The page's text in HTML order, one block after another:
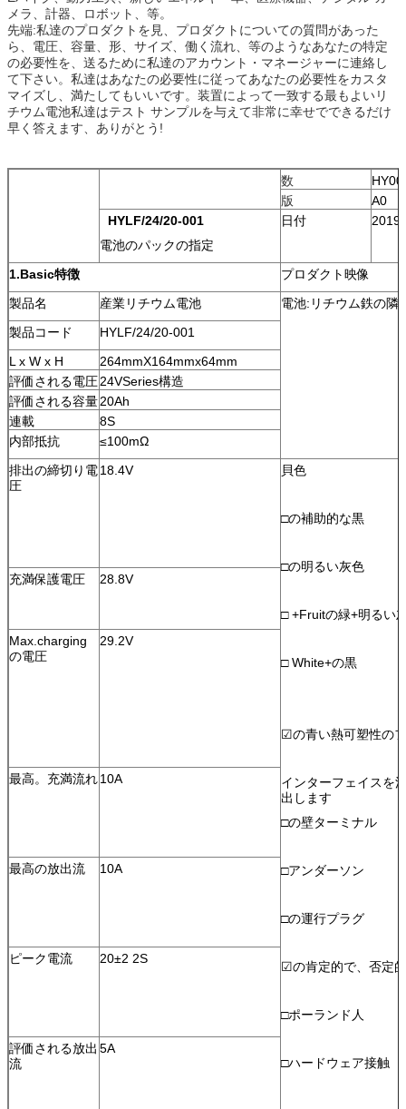
メラ、計器、ロボット、等。
先端:私達のプロダクトを見、プロダクトについての質問があった
ら、電圧、容量、形、サイズ、働く流れ、等のようなあなたの特定
の必要性を、送るために私達のアカウント・マネージャーに連絡し
て下さい。私達はあなたの必要性に従ってあなたの必要性をカスタ
マイズし、満たしてもいいです。装置によって一致する最もよいリ
チウム電池私達はテスト サンプルを与えて非常に幸せでできるだけ
早く答えます、ありがとう!
数
版
A0
HYLF/24/20-001
電池のパックの指定
日付
1.Basic特徴
プロダクト映像
製品名
産業リチウム電池
電池:リチウム鉄の隣
製品コード
HYLF/24/20-001
L x W x H
264mmX164mmx64mm
評価される電圧24VSeries構造
評価される容量20Ah
連載
8S
内部抵抗
≤100mΩ
排出の締切り電
圧
18.4V 貝色
□の補助的な黒
□の明るい灰色
□ +Fruitの緑+明るい
□ White+の黒
☑の青い熱可塑性の
インターフェイスを
出します
□の壁ターミナル
□アンダーソン
□の運行プラグ
☑の肯定的で、否定
□ポーランド人
□ハードウェア接触
充満保護電圧 28.8V
Max.charging
の電圧
29.2V
最高。充満流れ10A
最高の放出流 10A
ピーク電流 20±2 2S
評価される放出
流
5A